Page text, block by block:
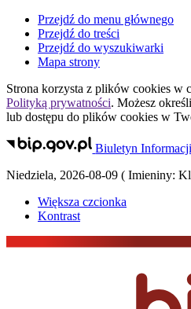
Przejdź do menu głównego
Przejdź do treści
Przejdź do wyszukiwarki
Mapa strony
Strona korzysta z plików cookies w
Polityką prywatności. Możesz
lub dostępu do plików cookies w
Biuletyn
Niedziela, 2026-08-09 ( Imieniny:
Większa czcionka
Kontrast